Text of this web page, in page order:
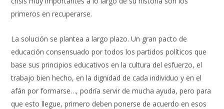
primeros en recuperarse.
La solución se plantea a largo plazo. Un gran pacto de
educación consensuado por todos los partidos políticos que
base sus principios educativos en la cultura del esfuerzo, el
trabajo bien hecho, en la dignidad de cada individuo y en el
afán por formarse…, podría servir de mucha ayuda, pero para
que esto llegue, primero deben ponerse de acuerdo en esos